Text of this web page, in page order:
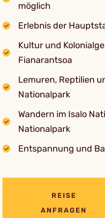
möglich
Erlebnis der
Kultur und
Fianarantsoa
Lemuren, Reptilien
Nationalpark
Wandern im Isalo
Nationalpark
Entspannung und
REISE
ANFRAGEN